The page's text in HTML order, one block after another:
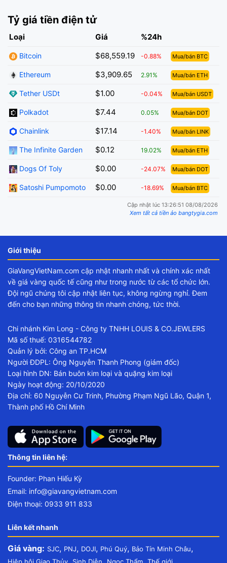
Tỷ giá tiền điện tử
Loại Giá %24h
Bitcoin $68,559.19 -0.88% Mua/bán BTC
Ethereum $3,909.65 2.91% Mua/bán ETH
Tether USDt $1.00 -0.04% Mua/bán USDT
Polkadot $7.44 0.05% Mua/bán DOT
Chainlink $17.14 -1.40% Mua/bán LINK
The Infinite Garden $0.12 19.02% Mua/bán ETH
Dogs Of Toly $0.00 -24.07% Mua/bán DOT
Satoshi Pumpomoto $0.00 -18.69% Mua/bán BTC
Cập nhật lúc 13:26:51 08/08/2026
Xem tất cả tiền ảo bangtygia.com
Giới thiệu
GiaVangVietNam.com cập nhật nhanh nhất và chính xác nhất
về giá vàng quốc tế cũng như trong nước từ các tổ chức lớn.
Đội ngũ chúng tôi cập nhật liên tục, không ngừng nghỉ. Đem
đến cho bạn những thông tin nhanh chóng, tức thời.
Chi nhánh Kim Long - Công ty TNHH LOUIS & CO.JEWLERS
Mã số thuế: 0316544782
Quản lý bởi: Công an TP.HCM
Người ĐDPL: Ông Nguyễn Thanh Phong (giám đốc)
Loại hình DN: Bán buôn kim loại và quặng kim loại
Ngày hoạt động: 20/10/2020
Địa chỉ: 60 Nguyễn Cư Trinh, Phường Phạm Ngũ Lão, Quận 1,
Thành phố Hồ Chí Minh
Thông tin liên hệ:
Founder: Phan Hiếu Kỳ
Email: info@giavangvietnam.com
Điện thoại: 0933 911 833
Liên kết nhanh
Giá vàng: SJC, PNJ, DOJI, Phú Quý, Bảo Tín Minh Châu,